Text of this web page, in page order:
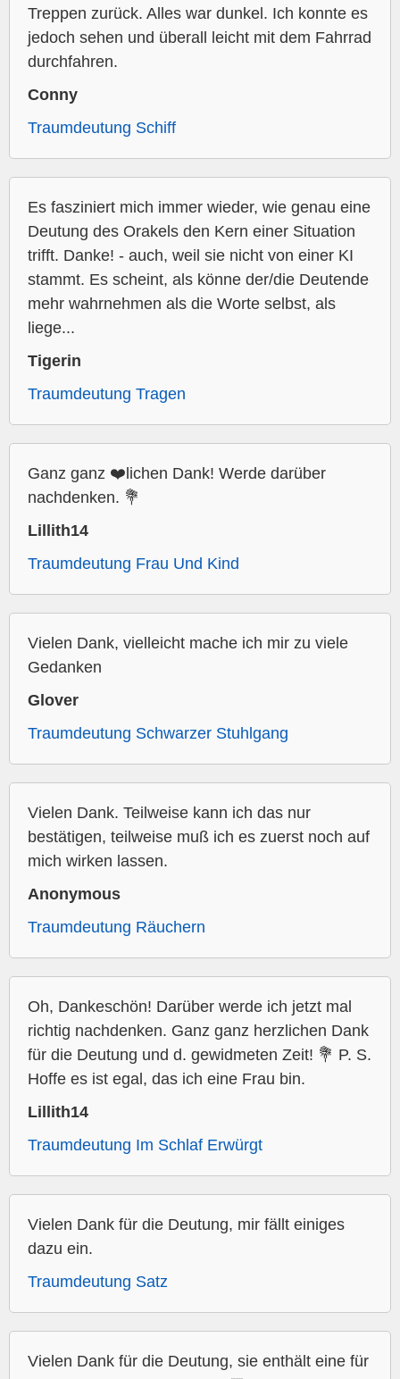
Treppen zurück. Alles war dunkel. Ich konnte es
jedoch sehen und überall leicht mit dem Fahrrad
durchfahren.
Conny
Traumdeutung Schiff
Es fasziniert mich immer wieder, wie genau eine
Deutung des Orakels den Kern einer Situation
trifft. Danke! - auch, weil sie nicht von einer KI
stammt. Es scheint, als könne der/die Deutende
mehr wahrnehmen als die Worte selbst, als
liege...
Tigerin
Traumdeutung Tragen
Ganz ganz ❤️lichen Dank! Werde darüber
nachdenken. 💐
Lillith14
Traumdeutung Frau Und Kind
Vielen Dank, vielleicht mache ich mir zu viele
Gedanken
Glover
Traumdeutung Schwarzer Stuhlgang
Vielen Dank. Teilweise kann ich das nur
bestätigen, teilweise muß ich es zuerst noch auf
mich wirken lassen.
Anonymous
Traumdeutung Räuchern
Oh, Dankeschön! Darüber werde ich jetzt mal
richtig nachdenken. Ganz ganz herzlichen Dank
für die Deutung und d. gewidmeten Zeit! 💐 P. S.
Hoffe es ist egal, das ich eine Frau bin.
Lillith14
Traumdeutung Im Schlaf Erwürgt
Vielen Dank für die Deutung, mir fällt einiges
dazu ein.
Traumdeutung Satz
Vielen Dank für die Deutung, sie enthält eine für